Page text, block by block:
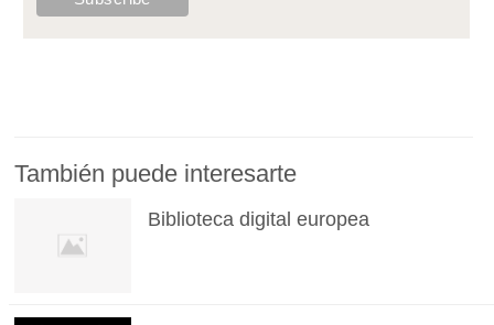
También puede interesarte
Biblioteca digital europea